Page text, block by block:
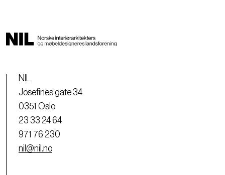
NIL
Josefines gate 34
0351 Oslo
23 33 24 64
971 76 230
nil@nil.no